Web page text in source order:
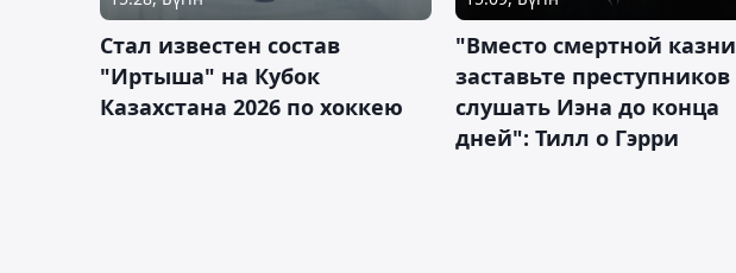
Стал известен состав
"Иртыша" на Кубок
Казахстана 2026 по хоккею
"Вместо смертной казни
заставьте преступников
слушать Иэна до конца
дней": Тилл о Гэрри